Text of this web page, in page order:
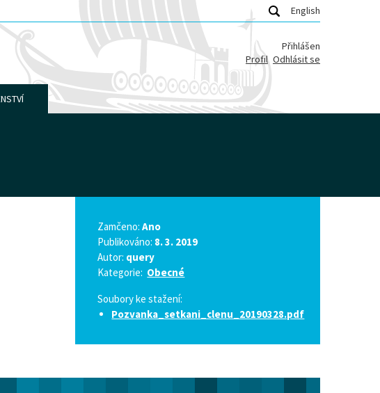
English
Přihlášen
Profil Odhlásit se
Zamčeno:Ano
Publikováno: 8. 3. 2019
Autor: query
Kategorie: Obecné
Soubory ke stažení:
Pozvanka_setkani_clenu_20190328.pdf